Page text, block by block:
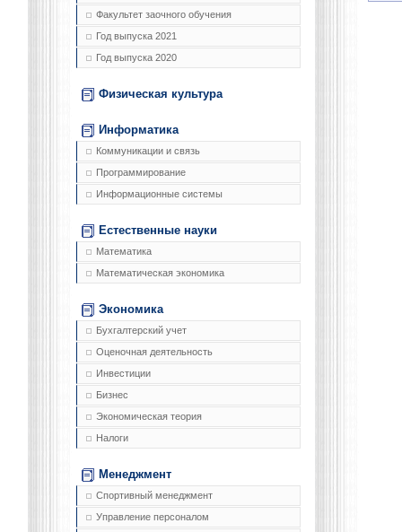
Факультет заочного обучения
Год выпуска 2021
Год выпуска 2020
Физическая культура
Информатика
Коммуникации и связь
Программирование
Информационные системы
Естественные науки
Математика
Математическая экономика
Экономика
Бухгалтерский учет
Оценочная деятельность
Инвестиции
Бизнес
Экономическая теория
Налоги
Менеджмент
Спортивный менеджмент
Управление персоналом